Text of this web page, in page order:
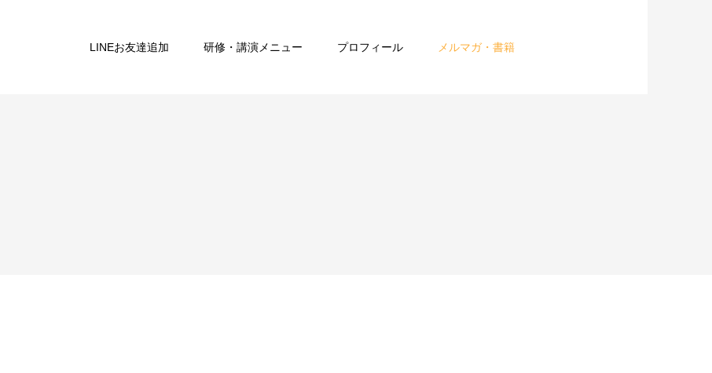
LINEお友達追加 研修・講演メニュー プロフィール メルマガ・書籍